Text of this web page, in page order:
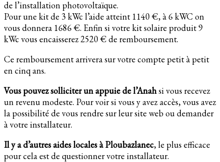
de l’installation photovoltaïque.
Pour une kit de 3 kWc l’aide atteint 1140 €, à 6 kWC on
vous donnera 1686 €. Enfin si votre kit solaire produit 9
kWc vous encaisserez 2520 € de remboursement.
Ce remboursement arrivera sur votre compte petit à petit
en cinq ans.
Vous pouvez solliciter un appuie de l’Anahsi vous recevez
un revenu modeste. Pour voir si vous y avez accès, vous avez
la possibilité de vous rendre sur leur site web ou demander
à votre installateur.
Il y a d’autres aides locales à Ploubazlanec, le plus efficace
pour cela est de questionner votre installateur.